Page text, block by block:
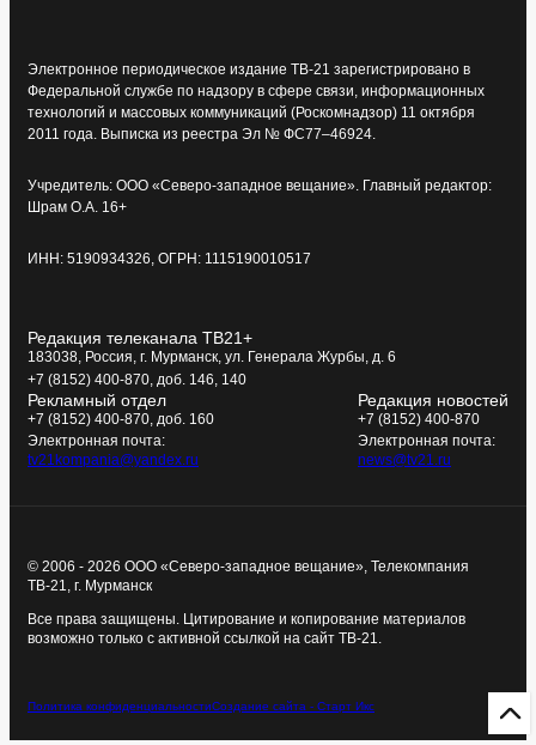
Электронное периодическое издание ТВ-21 зарегистрировано в
Федеральной службе по надзору в сфере связи, информационных
технологий и массовых коммуникаций (Роскомнадзор) 11 октября
2011 года. Выписка из реестра Эл № ФС77–46924.
Учредитель: ООО «Северо-западное вещание». Главный редактор:
Шрам О.А. 16+
ИНН: 5190934326, ОГРН: 1115190010517
Редакция телеканала ТВ21+
183038, Россия, г. Мурманск, ул. Генерала Журбы, д. 6
+7 (8152) 400-870, доб. 146, 140
Рекламный отдел
+7 (8152) 400-870, доб. 160
Электронная почта:
tv21kompania@yandex.ru
Редакция новостей
+7 (8152) 400-870
Электронная почта:
news@tv21.ru
© 2006 - 2026 ООО «Северо-западное вещание», Телекомпания
ТВ-21, г. Мурманск
Все права защищены. Цитирование и копирование материалов
возможно только с активной ссылкой на сайт ТВ-21.
Политика конфиденциальностиСоздание сайта - Старт Икс